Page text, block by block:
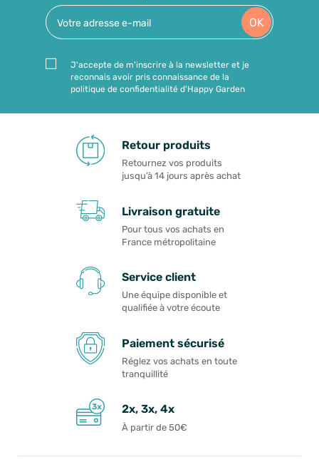
OK
J'accepte de m'inscrire à la newsletter et je
reconnais avoir pris connaissance de la
politique de confidentialité d'Happy Garden
Retour produits
Retournez vos produits
jusqu’à 14 jours après achat
Livraison gratuite
Pour tous vos achats en
France métropolitaine
Service client
Une équipe disponible et
qualifiée à votre écoute
Paiement sécurisé
Réglez vos achats en toute
tranquillité
2x, 3x, 4x
À partir de 50€